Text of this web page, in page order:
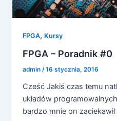
FPGA, Kursy
FPGA – Poradnik #0
admin/16 stycznia, 2016
Cześć Jakiś czas temu
układów
bardzo mnie on